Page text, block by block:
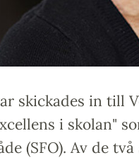
skickades in till
i skolan"
(SFO). Av de